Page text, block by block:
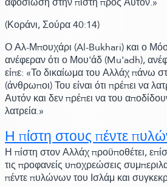
(Κοράνι,Σούρα 40:14)
Ο Αλ-Μπουχάρι (Al-Bukhari)και ο
ανέφεραν ότι ο Μου'άδ(Mu'adh),
είπε: «Το δικαίωμα του Αλλάχ πάνω
(άνθρωποι)Του είναι ότι πρέπει να
Αυτόν και δεν πρέπει να του
λατρεία.»
Η πίστη στους πέντε
Η πίστη στον Αλλάχ προϋποθέτει,
τις προφανείς υποχρεώσεις
πέντε πυλώνων του Ισλάμ και